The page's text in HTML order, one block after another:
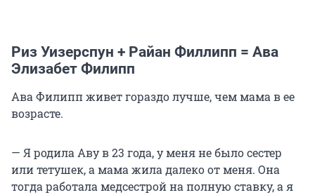
Риз Уизерспун + Райан Филлипп = Ава
Элизабет Филипп
Ава Филипп живет гораздо лучше, чем мама в ее
возрасте.
— Я родила Аву в 23 года, у меня не было сестер
или тетушек, а мама жила далеко от меня. Она
тогда работала медсестрой на полную ставку, а я